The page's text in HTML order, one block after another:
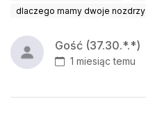
dlaczego mamy dwoje nozdrzy
Gość (37.30.*.*)
1 miesiąc temu